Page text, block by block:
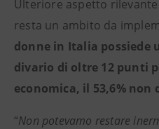
Ulteriore aspetto
resta un ambito da
donne in Italia possiede
divario di oltre 12 punti
economica, il 53,6%
“Non potevamo restare